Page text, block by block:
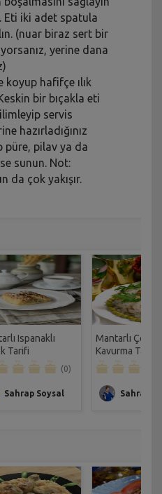
Eti iki adet spatula
(nuar biraz sert bir
yerine dana
koyup hafifçe ılık
bir bıçakla eti
servis
hazırladığınız
püre, pilav ya da
sunun. Not:
da çok yakışır.
Ispanaklı
Tarifi
(0)
Sahrap Soysal
Mantarlı Çoban
Kavurma Tarifi
Sahrap